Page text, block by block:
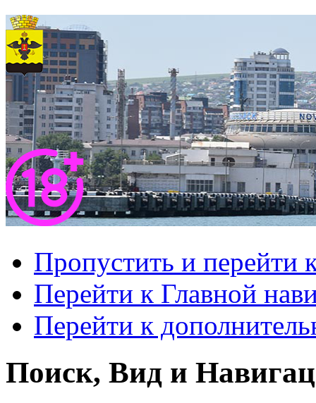
Пропустить и перейти
Перейти к Главной
Перейти к
Поиск, Вид и